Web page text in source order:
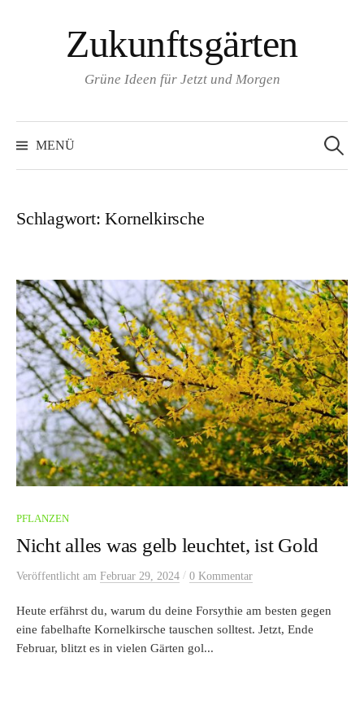
überspringenZukunftsgärten
Grüne Ideen für Jetzt und Morgen
MENÜ
nach:
Schlagwort:Kornelkirsche
PFLANZEN
Nicht alles was gelb leuchtet, ist Gold
Veröffentlicht am Februar 29, 2024 / 0 Kommentar
Heute erfährst du, warum du deine Forsythie am besten gegen
eine fabelhafte Kornelkirsche tauschen solltest. Jetzt, Ende
Februar, blitzt es in vielen Gärten gol...